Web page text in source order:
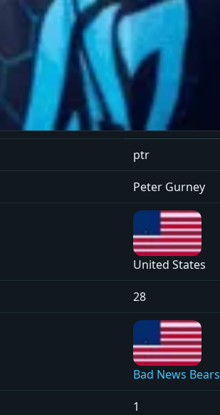
ptr
Peter Gurney
United States
28
Bad News Bears
1